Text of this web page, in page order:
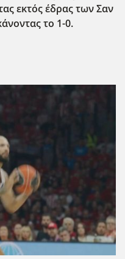
εκτός έδρας των Σαν
το 1-0.